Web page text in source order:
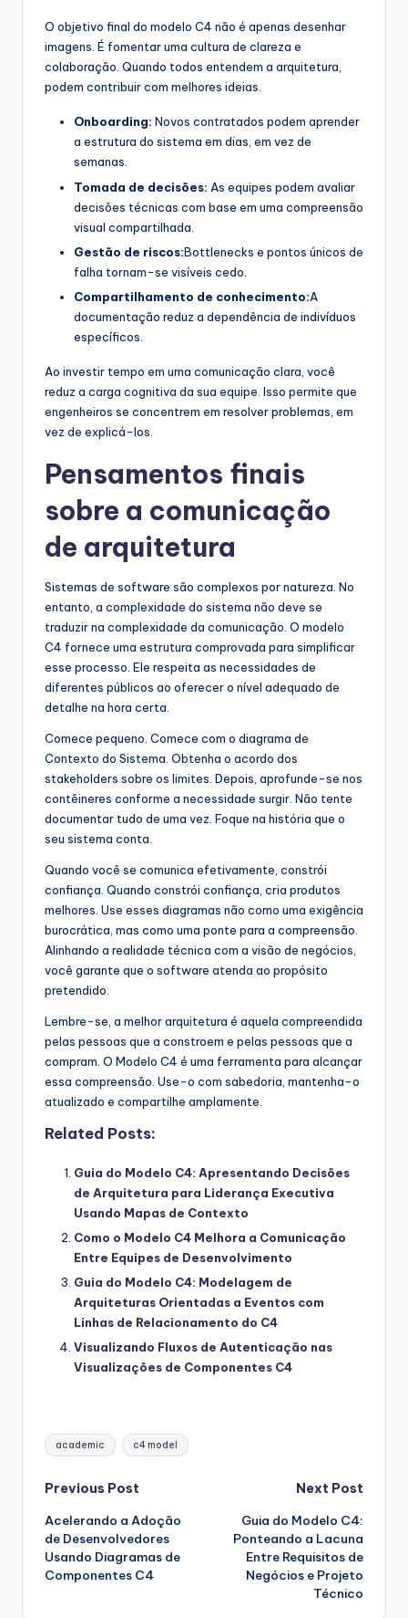
O objetivo final do modelo C4 não é apenas desenhar
imagens. É fomentar uma cultura de clareza e
colaboração. Quando todos entendem a arquitetura,
podem contribuir com melhores ideias.
Onboarding: Novos contratados podem aprender
a estrutura do sistema em dias, em vez de
semanas.
Tomada de decisões: As equipes podem avaliar
decisões técnicas com base em uma compreensão
visual compartilhada.
Gestão de riscos:Bottlenecks e pontos únicos de
falha tornam-se visíveis cedo.
Compartilhamento de conhecimento:A
documentação reduz a dependência de indivíduos
específicos.
Ao investir tempo em uma comunicação clara, você
reduz a carga cognitiva da sua equipe. Isso permite que
engenheiros se concentrem em resolver problemas, em
vez de explicá-los.
Pensamentos finais
sobre a comunicação
de arquitetura
Sistemas de software são complexos por natureza. No
entanto, a complexidade do sistema não deve se
traduzir na complexidade da comunicação. O modelo
C4 fornece uma estrutura comprovada para simplificar
esse processo. Ele respeita as necessidades de
diferentes públicos ao oferecer o nível adequado de
detalhe na hora certa.
Comece pequeno. Comece com o diagrama de
Contexto do Sistema. Obtenha o acordo dos
stakeholders sobre os limites. Depois, aprofunde-se nos
contêineres conforme a necessidade surgir. Não tente
documentar tudo de uma vez. Foque na história que o
seu sistema conta.
Quando você se comunica efetivamente, constrói
confiança. Quando constrói confiança, cria produtos
melhores. Use esses diagramas não como uma exigência
burocrática, mas como uma ponte para a compreensão.
Alinhando a realidade técnica com a visão de negócios,
você garante que o software atenda ao propósito
pretendido.
Lembre-se, a melhor arquitetura é aquela compreendida
pelas pessoas que a constroem e pelas pessoas que a
compram. O Modelo C4 é uma ferramenta para alcançar
essa compreensão. Use-o com sabedoria, mantenha-o
atualizado e compartilhe amplamente.
Related Posts:
Guia do Modelo C4: Apresentando Decisões
de Arquitetura para Liderança Executiva
Usando Mapas de Contexto
Como o Modelo C4 Melhora a Comunicação
Entre Equipes de Desenvolvimento
Guia do Modelo C4: Modelagem de
Arquiteturas Orientadas a Eventos com
Linhas de Relacionamento do C4
Visualizando Fluxos de Autenticação nas
Visualizações de Componentes C4
Tags:
academic c4 model
Post
navigation
Previous Post
Acelerando a Adoção
de Desenvolvedores
Usando Diagramas de
Componentes C4
Next Post
Guia do Modelo C4:
Ponteando a Lacuna
Entre Requisitos de
Negócios e Projeto
Técnico